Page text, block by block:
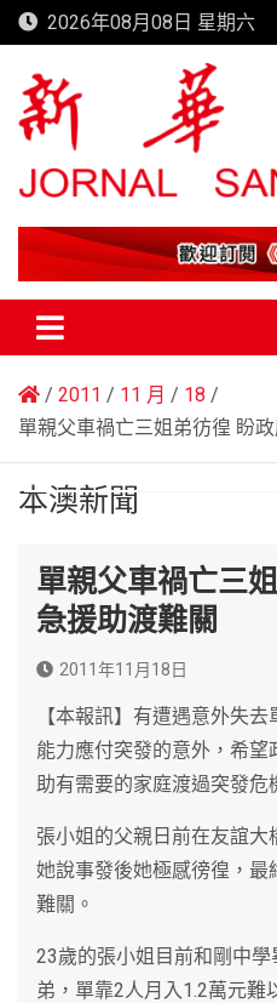
Skip
to
content
2026年08月08日 星期六
新華澳報
2011 11 月
18
單親父車禍亡三姐弟彷徨 盼
本澳新聞
單親父車禍亡三
急援助渡難關
2011年11月18日
【本報訊】有遭遇意外失
能力應付突發的意外，希
助有需要的家庭渡過突發危
張小姐的父親日前在友誼大
她說事發後她極感徬徨，
難關。
23歲的張小姐目前和剛中
弟，單靠2人月入1.2萬元難